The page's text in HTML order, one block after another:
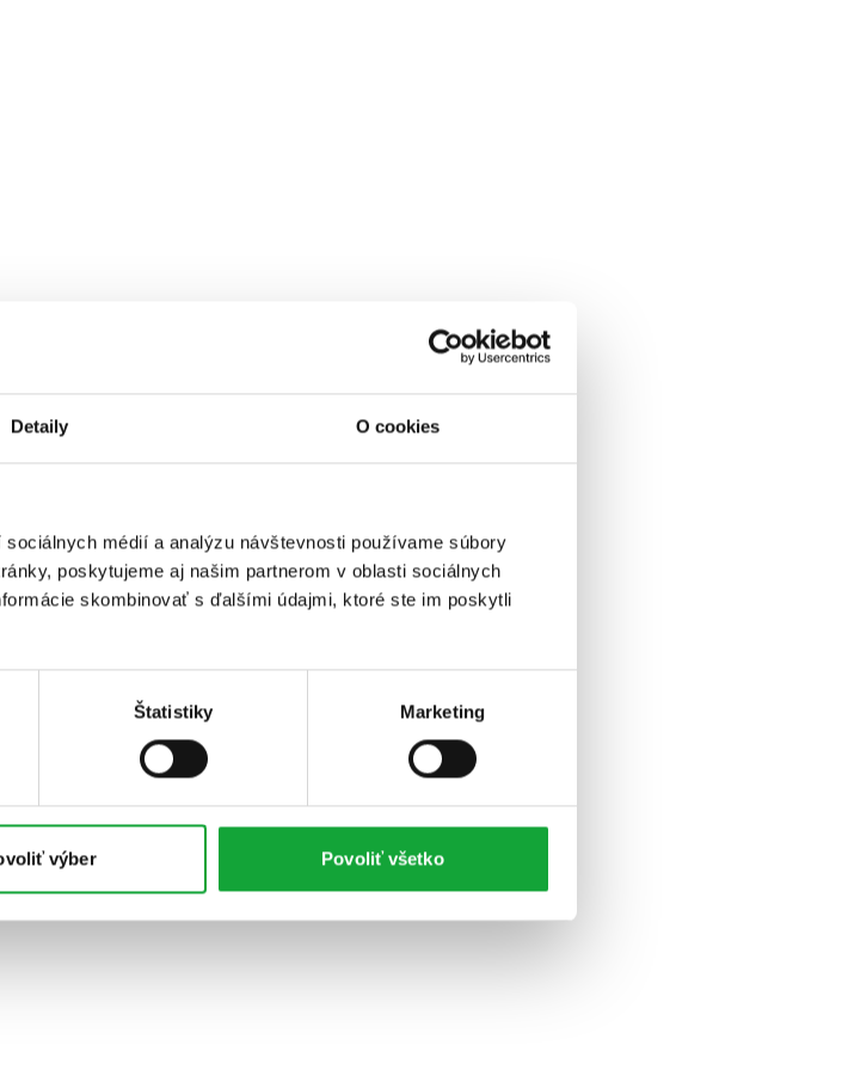
Detaily O cookies
médií a analýzu návštevnosti používame súbory
poskytujeme aj našim partnerom v oblasti sociálnych
skombinovať s ďalšími údajmi, ktoré ste im poskytli
Štatistiky Marketing
výber Povoliť všetko